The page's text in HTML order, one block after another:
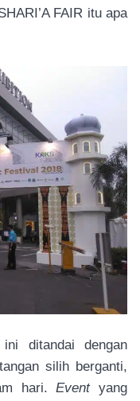
FAIR itu apa
ditandai dengan
silih berganti,
hari.Eventyang